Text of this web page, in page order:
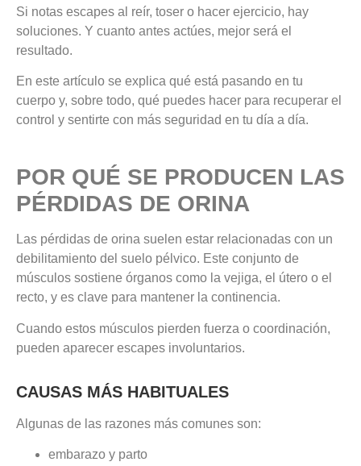
Si notas escapes al reír, toser o hacer ejercicio, hay
soluciones. Y cuanto antes actúes, mejor será el
resultado.
En este artículo se explica qué está pasando en tu
cuerpo y, sobre todo, qué puedes hacer para recuperar el
control y sentirte con más seguridad en tu día a día.
POR QUÉ SE PRODUCEN LAS
PÉRDIDAS DE ORINA
Las pérdidas de orina suelen estar relacionadas con un
debilitamiento del suelo pélvico. Este conjunto de
músculos sostiene órganos como la vejiga, el útero o el
recto, y es clave para mantener la continencia.
Cuando estos músculos pierden fuerza o coordinación,
pueden aparecer escapes involuntarios.
CAUSAS MÁS HABITUALES
Algunas de las razones más comunes son:
embarazo y parto